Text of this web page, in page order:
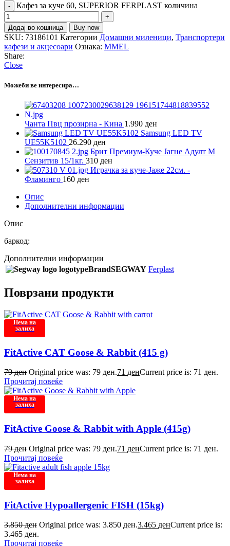
Кафез за куче 60, SUPERIOR FERPLAST количина
Додај во кошница Buy now
SKU: 73186101 Категории Домашни миленици, Транспортери
кафези и акцесоари Ознака: MMEL
Share:
Close
Можеби ве интересира…
Чанта Пвц прозирна - Кина 1.990 ден
Samsung LED TV
UE55K5102 26.290 ден
Брит Премиум-Куче Јагне Адулт M
Сензитив 15/1кг. 310 ден
Играчка за куче-Јаже 22см. -
Фламинго 160 ден
Опис
Дополнителни информации
Опис
баркод:
Дополнителни информации
BrandSEGWAY Ferplast
Поврзани продукти
Нема на
залиха
FitActive CAT Goose & Rabbit (415 g)
79ден Original price was: 79 ден.71 денCurrent price is: 71 ден.
Прочитај повеќе
Нема на
залиха
FitActive Goose & Rabbit with Apple (415g)
79ден Original price was: 79 ден.71 денCurrent price is: 71 ден.
Прочитај повеќе
Нема на
залиха
FitActive Hypoallergenic FISH (15kg)
3.850ден Original price was: 3.850 ден.3.465 денCurrent price is:
3.465 ден.
Прочитај повеќе